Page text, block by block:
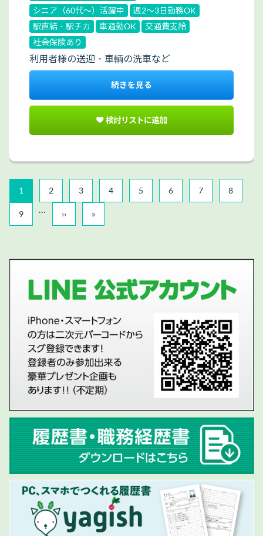
シニア（60代～）活躍中
週2～3日勤務OK
駅直結・駅チカ
車通勤OK
交通費支給
社会保険あり
利用者様の送迎・車輌の洗車など
続きを見る
検討リストに追加
1 2 3 4 5 6 7 8
9 ›› »